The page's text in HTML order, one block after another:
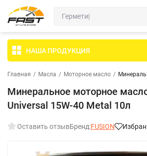
НАША ПРОДУКЦИЯ
Главная / Масла / Моторное масло /
Минеральное моторное
Universal 15W-40 Metal 10л
Оставить отзывБренд:FUSION